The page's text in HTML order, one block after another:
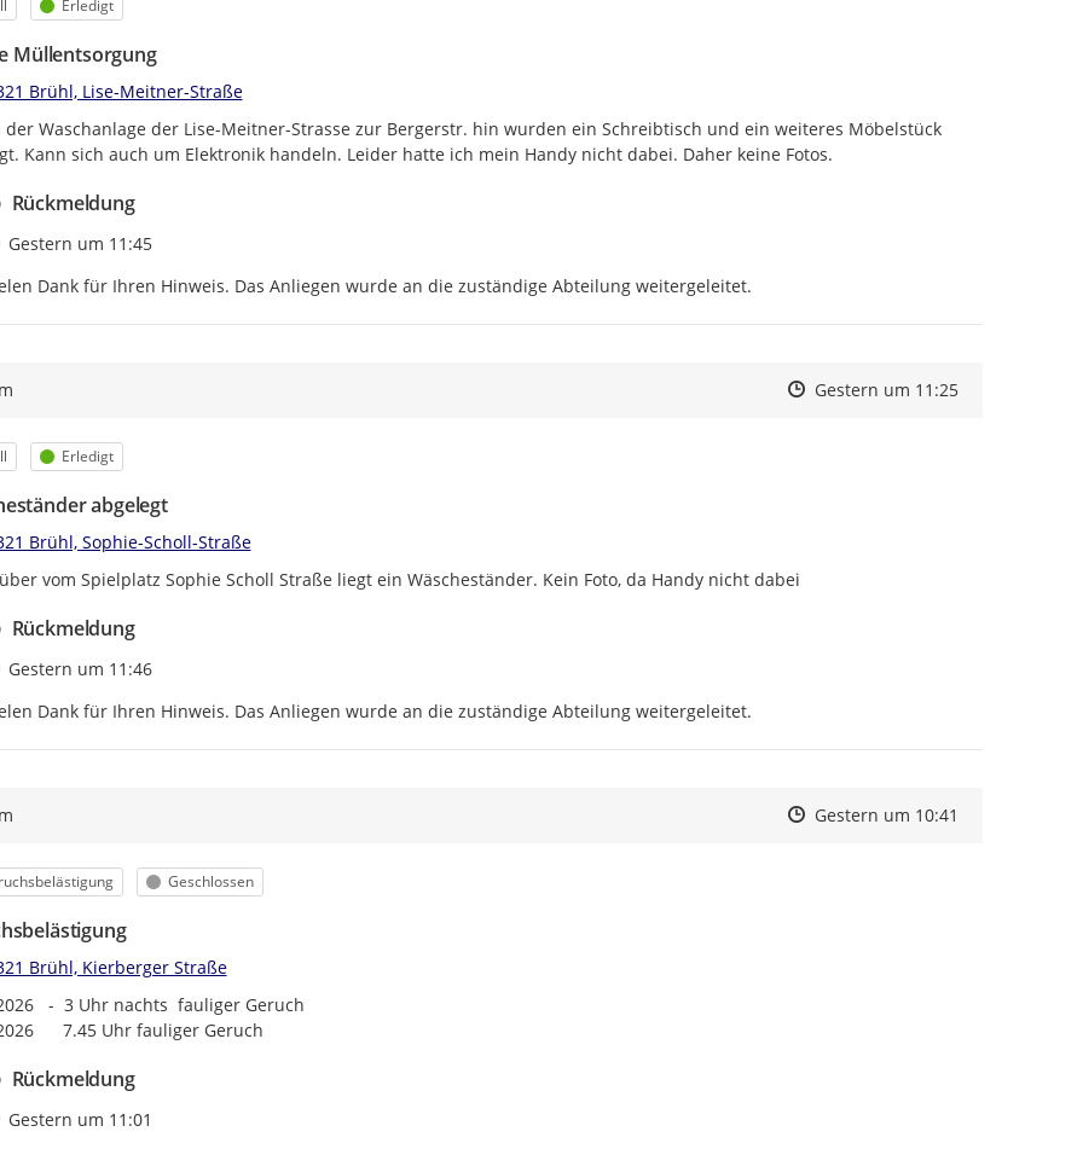
Status
Erledigt
Müllentsorgung
Brühl, Lise-Meitner-Straße
der Waschanlage der Lise-Meitner-Strasse zur Bergerstr. hin wurden ein Schreibtisch und ein weiteres Möbelstück
Kann sich auch um Elektronik handeln. Leider hatte ich mein Handy nicht dabei. Daher keine Fotos.
Rückmeldung
Zeitpunkt des Erstellens
Gestern um 11:45
Dank für Ihren Hinweis. Das Anliegen wurde an die zuständige Abteilung weitergeleitet.
Zeitpunkt des Erstellens
Zeitpunkt des Erstellens
Gestern um 11:25Zur Äußerung
Status
Erledigt
abgelegt
Brühl, Sophie-Scholl-Straße
vom Spielplatz Sophie Scholl Straße liegt ein Wäscheständer. Kein Foto, da Handy nicht dabei
Rückmeldung
Zeitpunkt des Erstellens
Gestern um 11:46
Dank für Ihren Hinweis. Das Anliegen wurde an die zuständige Abteilung weitergeleitet.
Zeitpunkt des Erstellens
Zeitpunkt des Erstellens
Gestern um 10:41
Status
Geschlossen
Brühl, Kierberger Straße
-  3 Uhr nachts  fauliger Geruch
7.45 Uhr fauliger Geruch
Rückmeldung
Zeitpunkt des Erstellens
Gestern um 11:01